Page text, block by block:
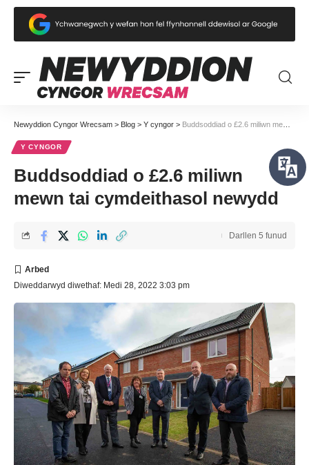
Newyddion Cyngor Wrecsam > Blog > Y cyngor > Buddsoddiad o £2.6 miliwn mewn tai cymdeithasol newydd
Y CYNGOR
Buddsoddiad o £2.6 miliwn
mewn tai cymdeithasol newydd
Diweddarwyd diwethaf: Medi 28, 2022 3:03 pm
Darllen 5 funud